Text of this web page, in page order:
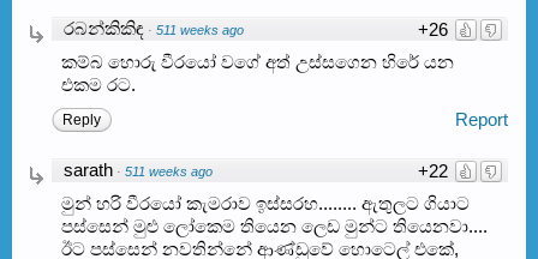
+26
රබන්කිකිඳ · 511 weeks ago
කම්බ හොරු වීරයෝ වගේ අත් උස්සගෙන හිරේ යන
එකම රට.
Report
Reply
+22
sarath · 511 weeks ago
මුන් හරි වීරයෝ කැමරාව ඉස්සරහ........ ඇතුලට ගියාට
පස්සෙන් මුළු ලෝකෙම තියෙන ලෙඩ මුන්ට තියෙනවා....
ඊට පස්සෙන් නවතින්නේ ආණ්ඩුවේ හොටෙල් එකේ,